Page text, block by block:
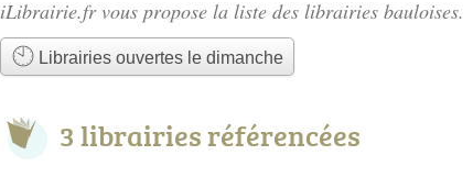
iLibrairie.fr vous propose la liste des librairies bauloises.
Librairies ouvertes le dimanche
3 librairies référencées